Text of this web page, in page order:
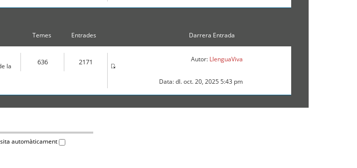
Temes Entrades Darrera Entrada
la
636 2171 Autor: LlenguaViva
Data: dl. oct. 20, 2025 5:43 pm
automàticament